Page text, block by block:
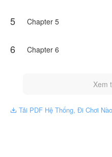
5 Chapter 5
6 Chapter 6
Xem
 Tải PDF Hệ Thống, Đi Chơi Nào